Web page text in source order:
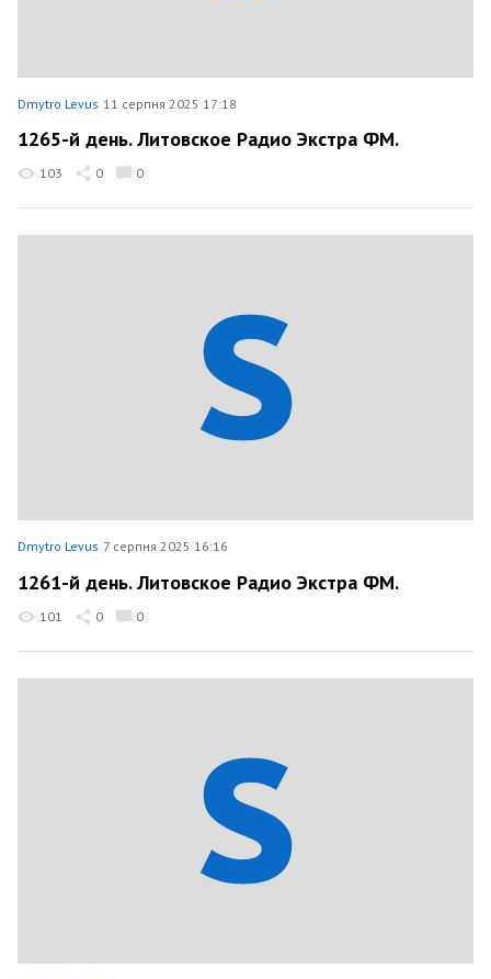
Dmytro Levus 11 серпня 2025 17:18
1265-й день. Литовское Радио Экстра ФМ.
103 0 0
Dmytro Levus 7 серпня 2025 16:16
1261-й день. Литовское Радио Экстра ФМ.
101 0 0